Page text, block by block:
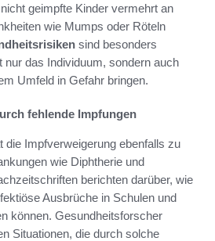
geimpfte Kinder vermehrt an
wie Mumps oder Röteln
sind besonders
nur das Individuum, sondern auch
Umfeld in Gefahr bringen.
fehlende Impfungen
die Impfverweigerung ebenfalls zu
wie Diphtherie und
berichten darüber, wie
Ausbrüche in Schulen und
können. Gesundheitsforscher
Situationen, die durch solche